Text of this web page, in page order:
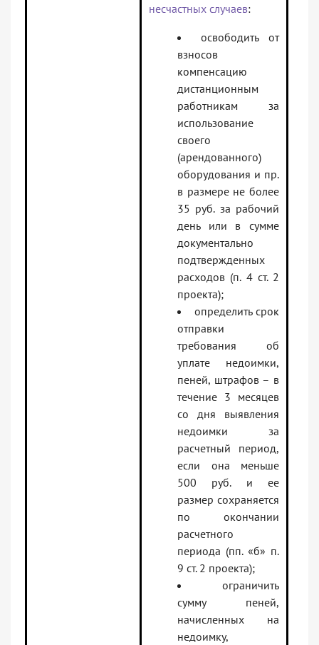
несчастных случаев:
освободить от
взносов
компенсацию
дистанционным
работникам за
использование
своего
(арендованного)
оборудования и пр.
в размере не более
35 руб. за рабочий
день или в сумме
документально
подтвержденных
расходов (п. 4 ст. 2
проекта);
определить срок
отправки
требования об
уплате недоимки,
пеней, штрафов – в
течение 3 месяцев
со дня выявления
недоимки за
расчетный период,
если она меньше
500 руб. и ее
размер сохраняется
по окончании
расчетного
периода (пп. «б» п.
9 ст. 2 проекта);
ограничить
сумму пеней,
начисленных на
недоимку,